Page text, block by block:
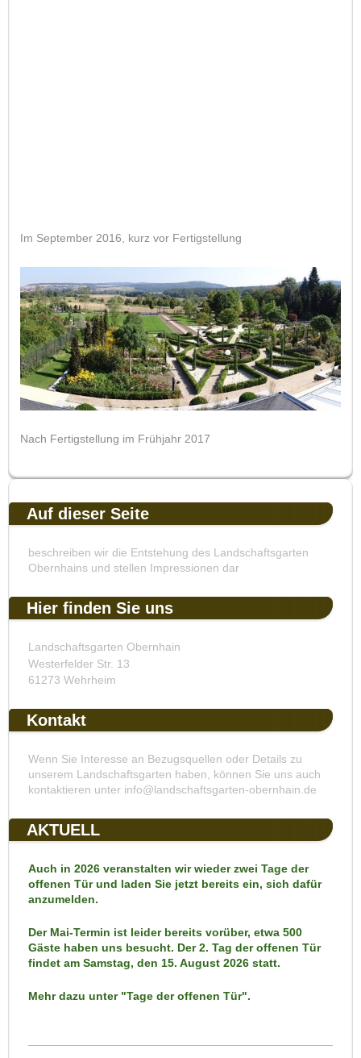
Im September 2016, kurz vor Fertigstellung
Nach Fertigstellung im Frühjahr 2017
Auf dieser Seite
beschreiben wir die Entstehung des Landschaftsgarten
Obernhains und stellen Impressionen dar
Hier finden Sie uns
Landschaftsgarten Obernhain
Westerfelder Str. 13
61273 Wehrheim
Kontakt
Wenn Sie Interesse an Bezugsquellen oder Details zu
unserem Landschaftsgarten haben, können Sie uns auch
kontaktieren unter info@landschaftsgarten-obernhain.de
AKTUELL
Auch in 2026 veranstalten wir wieder zwei Tage der
offenen Tür und laden Sie jetzt bereits ein, sich dafür
anzumelden.
Der Mai-Termin ist leider bereits vorüber, etwa 500
Gäste haben uns besucht. Der 2. Tag der offenen Tür
findet am Samstag, den 15. August 2026 statt.
Mehr dazu unter "Tage der offenen Tür".